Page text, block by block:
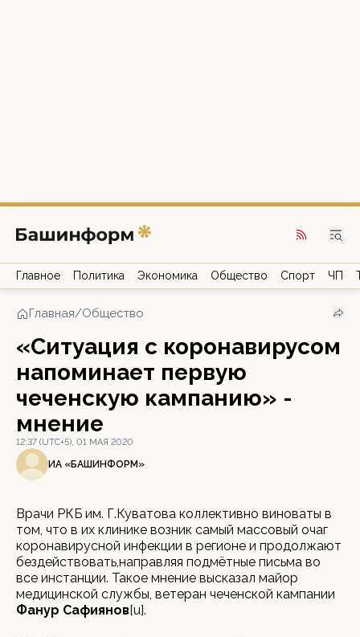
Главное Политика Экономика Общество Спорт ЧП
Главная/Общество
«Ситуация с коронавирусом
напоминает первую
чеченскую кампанию» -
мнение
12:37 (UTC+5), 01 МАЯ 2020
ИА «БАШИНФОРМ»
Врачи РКБ им. Г.Куватова коллективно виноваты в
том, что в их клинике возник самый массовый очаг
коронавирусной инфекции в регионе и продолжают
бездействовать,направляя подмётные письма во
все инстанции. Такое мнение высказал майор
медицинской службы, ветеран чеченской кампании
Фанур Сафиянов[u].